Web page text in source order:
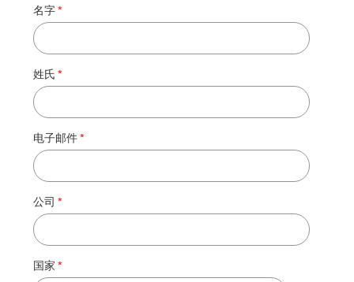
名字
姓氏
电子邮件
公司
国家